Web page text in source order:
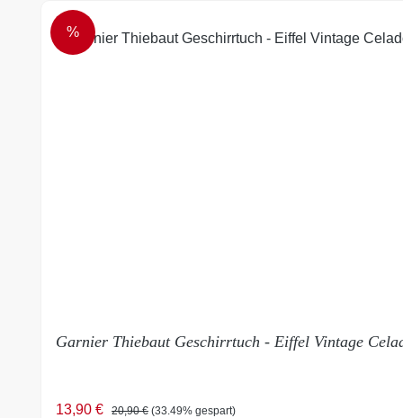
RABATT
%
Garnier Thiebaut Geschirrtuch - Eiffel Vintage
Verkaufspreis:
13,90 € Regulärer Preis:
20,90 € (33.49% gespart)